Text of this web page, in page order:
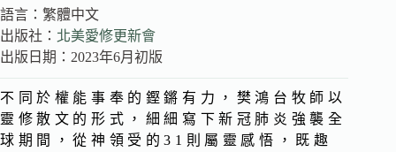
語言：繁體中文
出版社： 北美愛修更新會
出版日期：2023年6月初版
不同於權能事奉的鏗鏘有力，樊鴻台牧師以
靈修散文的形式，細細寫下新冠肺炎強襲全
球期間，從神領受的31則屬靈感悟，既趣